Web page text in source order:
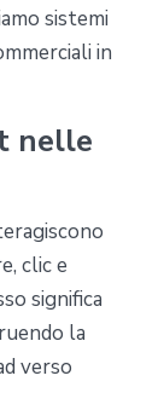
sistemi
in
nelle
clic e
significa
la
verso